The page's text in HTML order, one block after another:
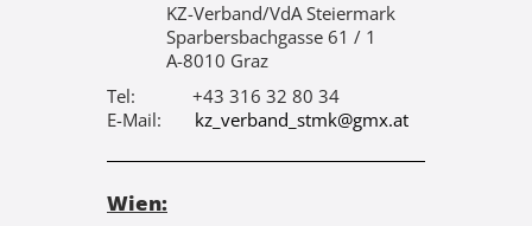
KZ-Verband/VdA Steiermark
Sparbersbachgasse 61 / 1
A-8010 Graz
Tel: +43 316 32 80 34
E-Mail: kz_verband_stmk@gmx.at
Wien: